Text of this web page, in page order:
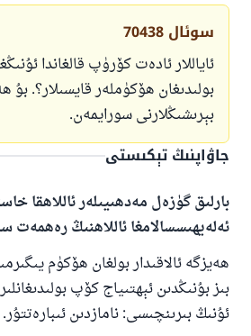
سوئال 70438
ئاياللار ئادەت كۆرۈپ قالغاندا
بولىدىغان ھۆكۈملەر قايسىلار؟.
بېرىشىڭلارنى سورايمەن.
جاۋاپنىڭ تېكىستى
بارلىق گۈزەل مەدھىيىلەر ئاللاھقا
ئەلەيھىسسالامغا ئاللاھنىڭ رەھمەت
ھەيزگە ئالاقىدار بولغان ھۆكۈم
بىز بۇنىڭدىن ئېھتىياج كۆپ
ئۇنىڭ بىرىنچىسى: نامازدىن ئىبارەتتۇر.